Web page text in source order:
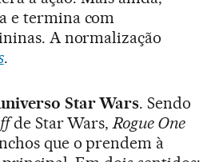
e termina com
A normalização
.
Star Wars. Sendo
de Star Wars,Rogue One
que o prendem à